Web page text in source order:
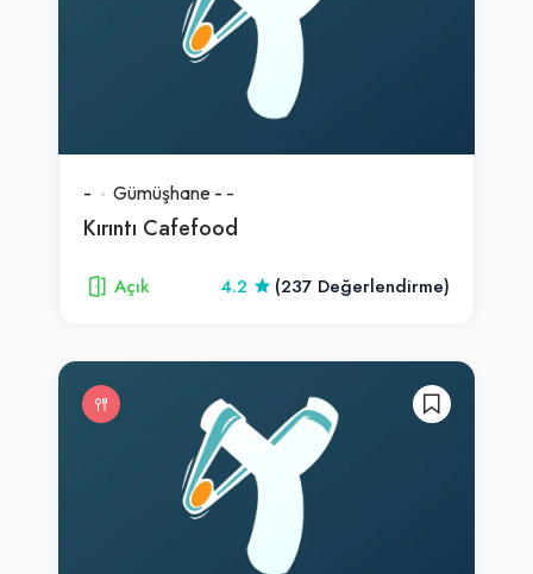
- Gümüşhane - -
Kırıntı Cafefood
Açık 4.2 (237 Değerlendirme)